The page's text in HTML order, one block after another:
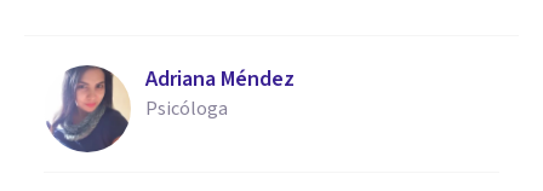
Adriana Méndez
Psicóloga